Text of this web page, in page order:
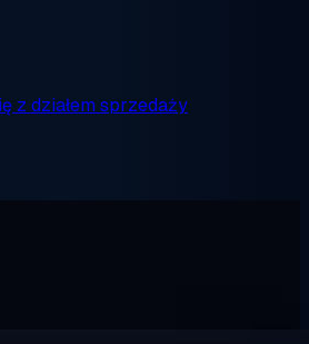
z działem sprzedaży